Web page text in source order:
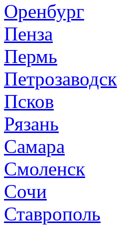
Оренбург
Пенза
Пермь
Петрозаводск
Псков
Рязань
Самара
Смоленск
Сочи
Ставрополь